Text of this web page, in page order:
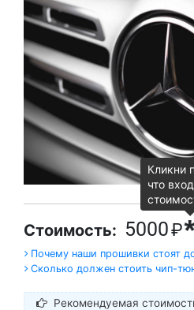
Стоимость: 5000₽*
Почему наши прошивки стоят
Сколько должен стоить чип-
Рекомендуемая
Кликни
что